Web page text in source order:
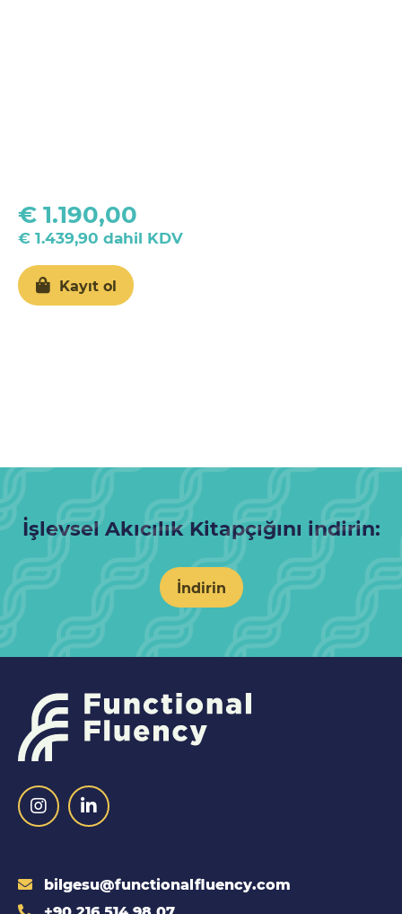
€ 1.190,00
€ 1.439,90 dahil KDV
Kayıt ol
İşlevsel Akıcılık Kitapçığını indirin:
İndirin
bilgesu@functionalfluency.com